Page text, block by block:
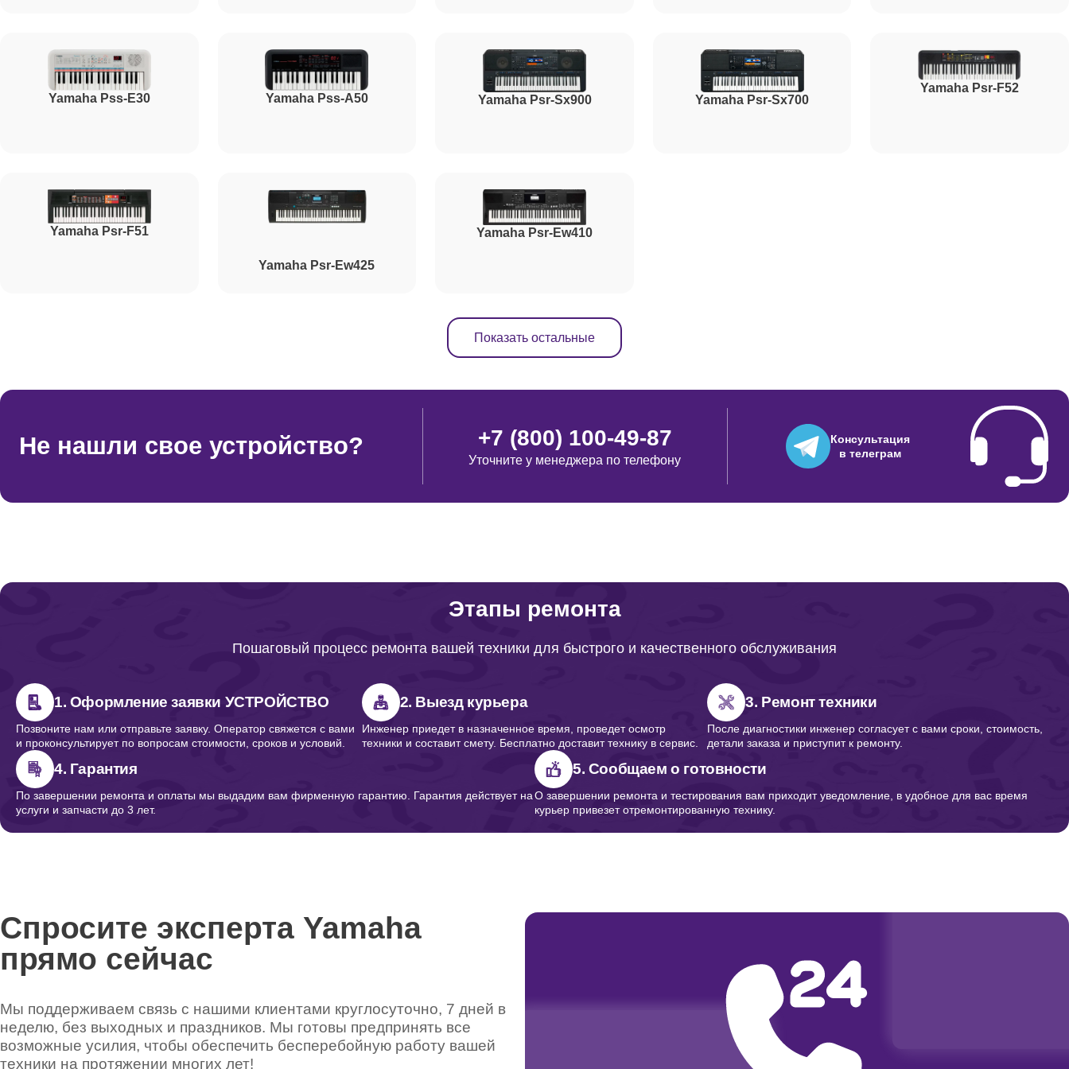
от 90 минут
1500
Ремонт стоковых потенциометров
от 50 минут
Yamaha Pss-E30 Yamaha Pss-A50 Yamaha Psr-Sx900 Yamaha Psr-Sx700
Yamaha Psr-F52
Yamaha Psr-F51
Yamaha Psr-Ew425
Yamaha Psr-Ew410
Показать остальные
Не нашли свое устройство? +7 (800) 100-49-87
Уточните у менеджера по телефону
Консультация
в телеграм
Этапы ремонта
Пошаговый процесс ремонта вашей техники для быстрого и качественного обслуживания
1. Оформление заявки УСТРОЙСТВО
Позвоните нам или отправьте заявку. Оператор свяжется с вами
и проконсультирует по вопросам стоимости, сроков и условий.
2. Выезд курьера
Инженер приедет в назначенное время, проведет осмотр
техники и составит смету. Бесплатно доставит технику в сервис.
3. Ремонт техники
После диагностики инженер согласует с вами сроки, стоимость,
детали заказа и приступит к ремонту.
4. Гарантия
По завершении ремонта и оплаты мы выдадим вам фирменную гарантию. Гарантия действует на
услуги и запчасти до 3 лет.
5. Сообщаем о готовности
О завершении ремонта и тестирования вам приходит уведомление, в удобное для вас время
курьер привезет отремонтированную технику.
Спросите эксперта Yamaha
прямо сейчас
Мы поддерживаем связь с нашими клиентами круглосуточно, 7 дней в
неделю, без выходных и праздников. Мы готовы предпринять все
возможные усилия, чтобы обеспечить бесперебойную работу вашей
техники на протяжении многих лет!